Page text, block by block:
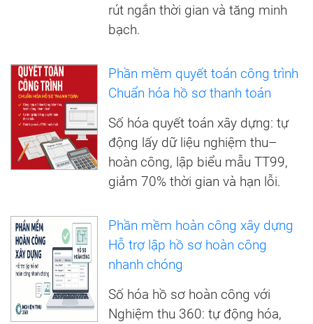
rút ngắn thời gian và tăng minh
bạch.
Phần mềm quyết toán công trình
Chuẩn hóa hồ sơ thanh toán
Số hóa quyết toán xây dựng: tự
động lấy dữ liệu nghiệm thu–
hoàn công, lập biểu mẫu TT99,
giảm 70% thời gian và hạn lỗi.
Phần mềm hoàn công xây dựng
Hỗ trợ lập hồ sơ hoàn công
nhanh chóng
Số hóa hồ sơ hoàn công với
Nghiệm thu 360: tự động hóa,